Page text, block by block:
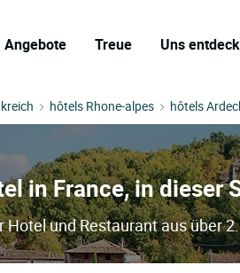
Angebote Treue Uns
hôtels Rhone-alpes hôtels
in France, in dieser
Hotel und Restaurant aus über